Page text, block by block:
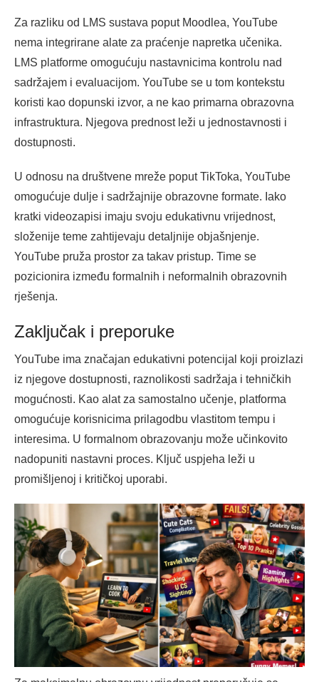
Za razliku od LMS sustava poput Moodlea, YouTube
nema integrirane alate za praćenje napretka učenika.
LMS platforme omogućuju nastavnicima kontrolu nad
sadržajem i evaluacijom. YouTube se u tom kontekstu
koristi kao dopunski izvor, a ne kao primarna obrazovna
infrastruktura. Njegova prednost leži u jednostavnosti i
dostupnosti.
U odnosu na društvene mreže poput TikToka, YouTube
omogućuje dulje i sadržajnije obrazovne formate. Iako
kratki videozapisi imaju svoju edukativnu vrijednost,
složenije teme zahtijevaju detaljnije objašnjenje.
YouTube pruža prostor za takav pristup. Time se
pozicionira između formalnih i neformalnih obrazovnih
rješenja.
Zaključak i preporuke
YouTube ima značajan edukativni potencijal koji proizlazi
iz njegove dostupnosti, raznolikosti sadržaja i tehničkih
mogućnosti. Kao alat za samostalno učenje, platforma
omogućuje korisnicima prilagodbu vlastitom tempu i
interesima. U formalnom obrazovanju može učinkovito
nadopuniti nastavni proces. Ključ uspjeha leži u
promišljenoj i kritičkoj uporabi.